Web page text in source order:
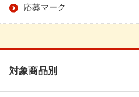
応募マーク
対象商品別